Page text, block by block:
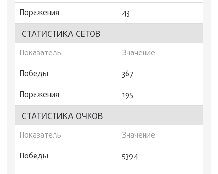
Поражения
43
СТАТИСТИКА СЕТОВ
Показатель
Значение
Победы
367
Поражения
195
СТАТИСТИКА ОЧКОВ
Показатель
Значение
Победы
5394